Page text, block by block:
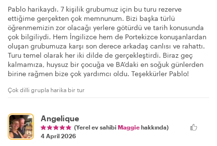
Pablo harikaydı. 7 kişilik grubumuz için bu turu rezerve
ettiğime gerçekten çok memnunum. Bizi başka türlü
öğrenmemizin zor olacağı yerlere götürdü ve tarih konusunda
çok bilgiliydi. Hem İngilizce hem de Portekizce konuşanlardan
oluşan grubumuza karşı son derece arkadaş canlısı ve rahattı.
Turu temel olarak her iki dilde de gerçekleştirdi. Biraz geç
kalmamıza, huysuz bir çocuğa ve BA'daki en soğuk günlerden
birine rağmen bize çok yardımcı oldu. Teşekkürler Pablo!
Çok dilli grupla harika bir tur
Angelique
(Yerel ev sahibi Maggie hakkında)
4 April 2026